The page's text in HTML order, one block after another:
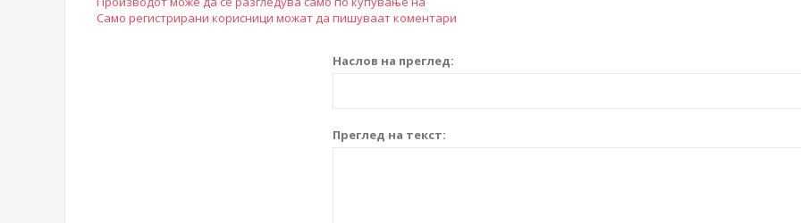
Само регистрирани корисници можат да пишуваат коментари
Наслов на преглед:
Преглед на текст: